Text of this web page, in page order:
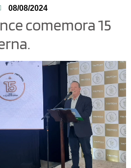
08/08/2024
comemora 15